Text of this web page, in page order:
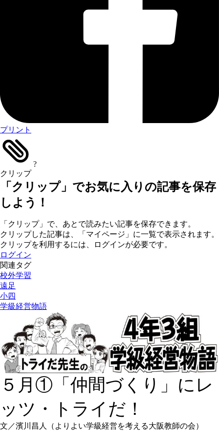
プリント
クリップ
?
「クリップ」でお気に入りの記事を保存
しよう！
「クリップ」で、あとで読みたい記事を保存できます。
クリップした記事は、「マイページ」に一覧で表示されます。
クリップを利用するには、ログインが必要です。
ログイン
関連タグ
校外学習
遠足
小四
学級経営物語
５月①「仲間づくり」にレ
ッツ・トライだ！
文／濱川昌人（よりよい学級経営を考える大阪教師の会）